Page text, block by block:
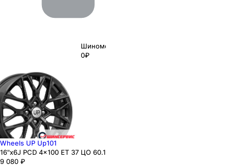
Шиномонтаж
0₽
Wheels UP Up101
16"x6J PCD 4x100 ЕТ 37 ЦО 60.1
9 080 ₽